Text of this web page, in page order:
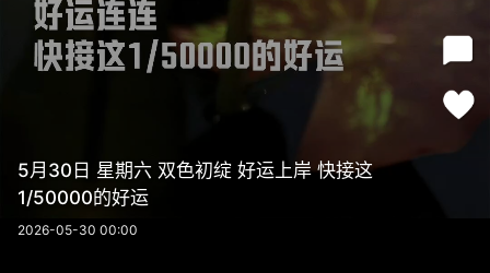
5月30日 星期六 双色初绽 好运上岸 快接这
1/50000的好运
2026-05-30 00:00